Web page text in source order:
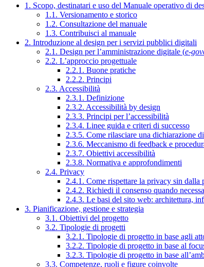
1. Scopo, destinatari e uso del Manuale operativo di
1.1. Versionamento e storico
1.2. Consultazione del manuale
1.3. Contribuisci al manuale
2. Introduzione al design per i servizi pubblici digitali
2.1. Design per l’amministrazione digitale (e-
2.2. L’approccio progettuale
2.2.1. Buone pratiche
2.2.2. Principi
2.3. Accessibilità
2.3.1. Definizione
2.3.2. Accessibilità by design
2.3.3. Principi per l’accessibilità
2.3.4. Linee guida e criteri di successo
2.3.5. Come rilasciare una dichiarazione
2.3.6. Meccanismo di feedback e
2.3.7. Obiettivi accessibilità
2.3.8. Normativa e approfondimenti
2.4. Privacy
2.4.1. Come rispettare la privacy sin
2.4.2. Richiedi il consenso quando
2.4.3. Le basi del sito web: architettura,
3. Pianificazione, gestione e strategia
3.1. Obiettivi del progetto
3.2. Tipologie di progetti
3.2.1. Tipologie di progetto in base agli
3.2.2. Tipologie di progetto in base al
3.2.3. Tipologie di progetto in base
3.3. Competenze, ruoli e figure coinvolte